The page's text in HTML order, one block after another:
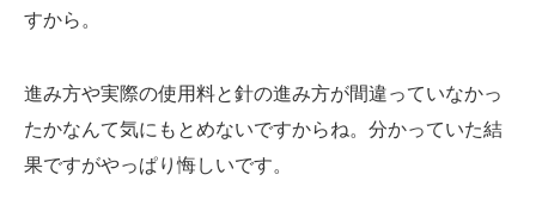
すから。
進み方や実際の使用料と針の進み方が間違っていなかっ
たかなんて気にもとめないですからね。分かっていた結
果ですがやっぱり悔しいです。